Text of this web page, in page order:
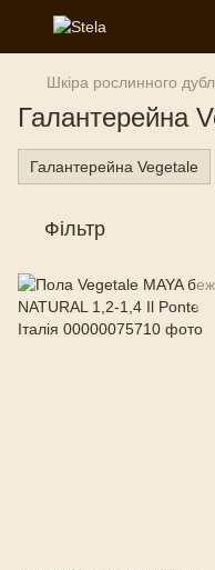
Шкіра рослинного
Галантерейна
Галантерейна Vegetale
Фільтр